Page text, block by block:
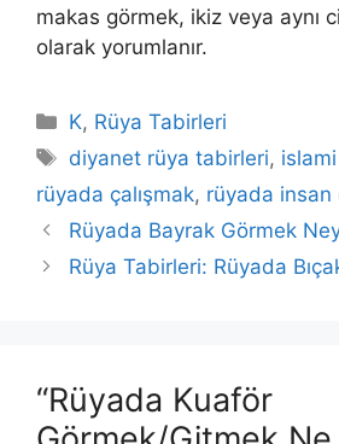
makas görmek, ikiz veya aynı
olarak yorumlanır.
Kategoriler
K, Rüya Tabirleri
Etiketler
diyanet rüya tabirleri,
rüyada çalışmak, rüyada insan
Rüyada Bayrak Görmek
Rüya Tabirleri: Rüyada
“Rüyada Kuaför